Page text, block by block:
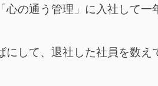
の通う管理」に入社して一
にして、退社した社員を数え